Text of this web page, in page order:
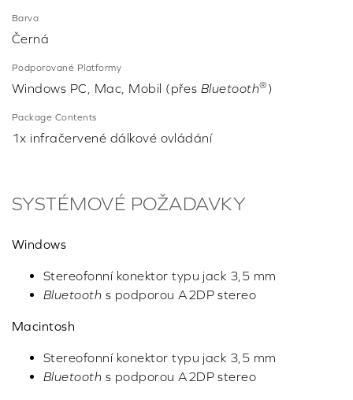
Barva
Černá
Podporované Platformy
Windows PC, Mac, Mobil (přes Bluetooth® )
Package Contents
1x infračervené dálkové ovládání
SYSTÉMOVÉ POŽADAVKY
Windows
Stereofonní konektor typu jack 3,5 mm
Bluetooth s podporou A2DP stereo
Macintosh
Stereofonní konektor typu jack 3,5 mm
Bluetooth s podporou A2DP stereo